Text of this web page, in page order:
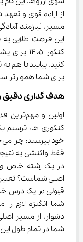
این فرصت طلایی به
کنکور
برای شما هموارتر
هدف‌ گذاری دقیق و انگیزه‌ ساز
فقط واکنشی به
در یک رشته خاص و
قبولی در یک درس
دشوار، از مسیر
شما در تمام طول